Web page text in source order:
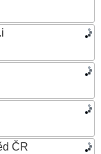
ČR